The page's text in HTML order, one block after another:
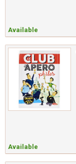
Available
Available